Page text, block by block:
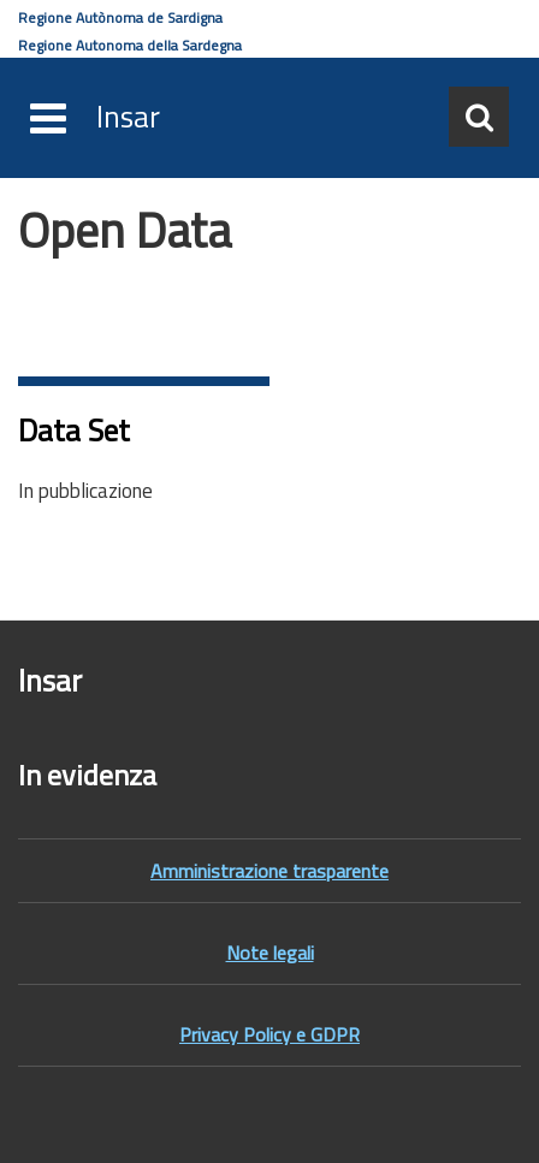
Salta
contenuto
Regione Autònoma de Sardigna
Regione Autonoma della Sardegna
Insar
Open Data
Data Set
In pubblicazione
Insar
In evidenza
Amministrazione trasparente
Note legali
Privacy Policy e GDPR